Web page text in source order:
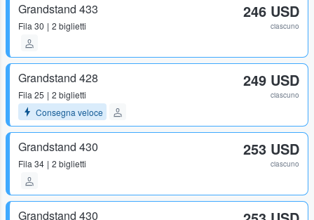
Grandstand 433
Fila 30 2 biglietti
246 USD
ciascuno
Grandstand 428
Fila 25
2 biglietti
Consegna veloce
249 USD
ciascuno
Grandstand 430
Fila 34 2 biglietti
253 USD
ciascuno
Grandstand 430